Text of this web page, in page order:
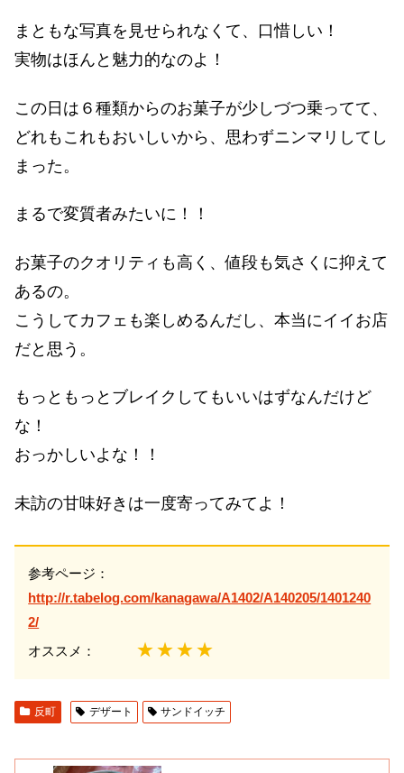
まともな写真を見せられなくて、口惜しい！
実物はほんと魅力的なのよ！
この日は６種類からのお菓子が少しづつ乗ってて、
どれもこれもおいしいから、思わずニンマリしてし
まった。
まるで変質者みたいに！！
お菓子のクオリティも高く、値段も気さくに抑えて
あるの。
こうしてカフェも楽しめるんだし、本当にイイお店
だと思う。
もっともっとブレイクしてもいいはずなんだけど
な！
おっかしいよな！！
未訪の甘味好きは一度寄ってみてよ！
参考ページ：
http://r.tabelog.com/kanagawa/A1402/A140205/1401240
2/
オススメ： ★★★★
反町 デザート サンドイッチ